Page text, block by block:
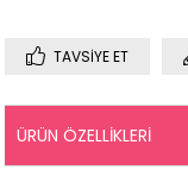
TAVSIYE ET
ÜRÜN ÖZELLIKLERI